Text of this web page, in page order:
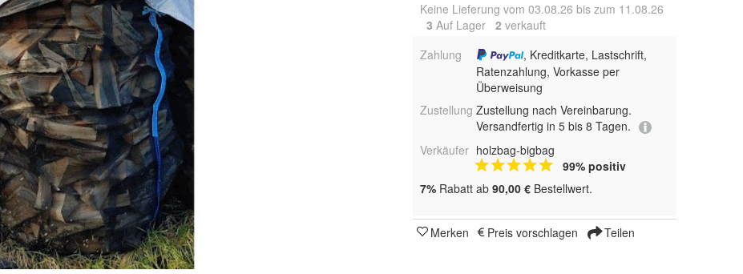
Keine Lieferung vom 03.08.26 bis zum 11.08.26
3 Auf Lager 2 verkauft
Zahlung
, Kreditkarte, Lastschrift,
Ratenzahlung, Vorkasse per
Überweisung
Zustellung Zustellung nach Vereinbarung.
Versandfertig in 5 bis 8 Tagen.
Verkäufer holzbag-bigbag
99% positiv
7% Rabatt ab 90,00 € Bestellwert.
Merken Preis vorschlagen Teilen